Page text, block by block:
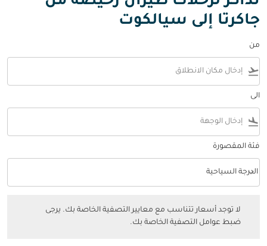
جاكرتا إلى سيالكوت
من
flight_takeoff
الى
flight_land
فئة المقصورة
فئة المقصورة option الدرجة السياحية Selected
الدرجة السياحية
keyboard_arrow_down
لا توجد أسعار تتناسب مع معايير التصفية الخاصة بك. يرجى
ضبط عوامل التصفية الخاصة بك.